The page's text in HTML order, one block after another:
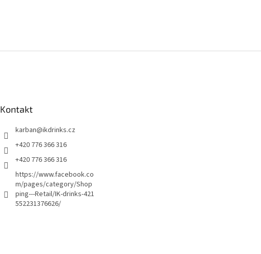
Kontakt
karban@ikdrinks.cz
+420 776 366 316
+420 776 366 316
https://www.facebook.co
m/pages/category/Shop
ping---Retail/IK-drinks-421
552231376626/